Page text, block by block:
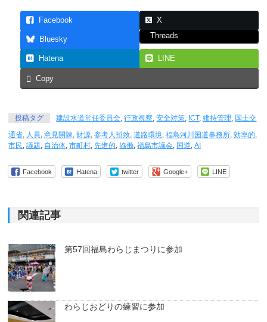
Facebook X
Bluesky Threads
Hatena LINE
Copy
投稿タグ 建設水道常任委員会 ,行政視察 ,安全対策 ICT,維持管理 国土交
通省
人員 ,意見開陳 財源 ,参考人招致 ,道路環境 ,福島河川国道事務所 ,効率的
市民 ,議題 自治体 ,市町村 ,先進的 ,協働 ,福島市議会 国道 ,AI
Facebook Hatena twitter Google+ LINE
関連記事
第57回福島わらじまつりに参加
わらじおどりの練習に参加